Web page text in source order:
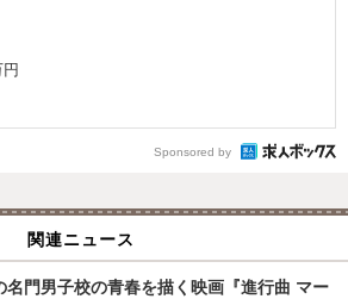
Sponsored by
関連ニュース
名門男子校の青春を描く映画『進行曲 マー